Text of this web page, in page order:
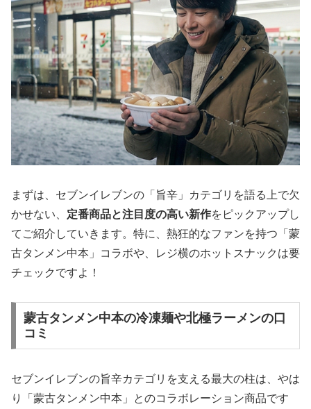
まずは、セブンイレブンの「旨辛」カテゴリを語る上で欠
かせない、 定番商品と注目度の高い新作をピックアップし
てご紹介していきます。特に、熱狂的なファンを持つ「蒙
古タンメン中本」コラボや、レジ横のホットスナックは要
チェックですよ！
蒙古タンメン中本の冷凍麺や北極ラーメンの口
コミ
セブンイレブンの旨辛カテゴリを支える最大の柱は、やは
り「蒙古タンメン中本」とのコラボレーション商品です